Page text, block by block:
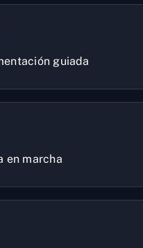
guiada
en marcha